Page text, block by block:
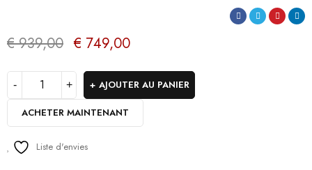
€939,00 € 749,00
AJOUTER AU PANIER
ACHETER MAINTENANT
Liste d'envies